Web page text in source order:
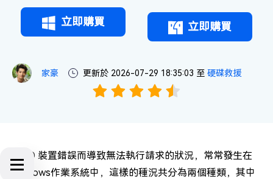
立即購買 立即購買
家豪 更新於 2026-07-29 18:35:03 至 硬碟救援
因 I/O 裝置錯誤而導致無法執行請求的狀況，常常發生在
Windows作業系統中，這樣的種況共分為兩個種類，其中